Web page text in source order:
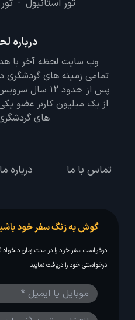
درباره
وب سایت لحظه آخر با
پس از حدود 12
از یک میلیون کاربر عضو یکی
های
تماس با ما درباره ما
گوش به زنگ سفر خود
درخواست سفر خود را در مدت زمان دلخواه
درخواستی خود را دریافت نمایید